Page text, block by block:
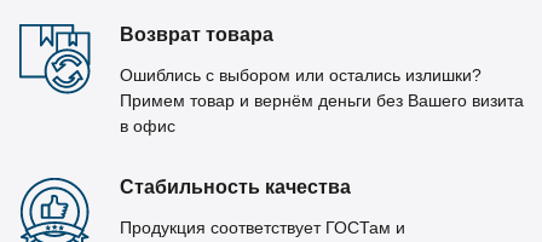
Возврат товара
Ошиблись с выбором или остались излишки?
Примем товар и вернём деньги без Вашего визита
в офис
Стабильность качества
Продукция соответствует ГОСТам и